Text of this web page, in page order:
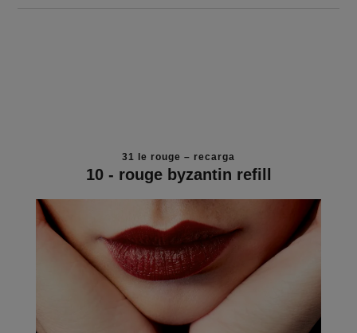
31 le rouge – recarga
10 - rouge byzantin refill